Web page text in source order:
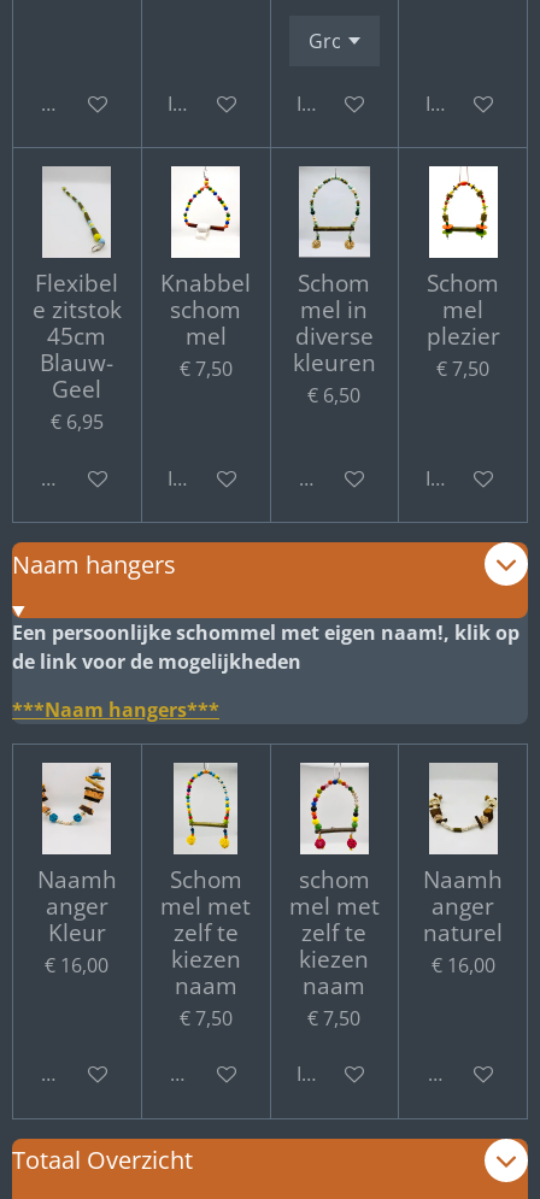
Bekijk details In winkelwagenIn winkelwagenIn
Flexibel
e zitstok
45cm
Blauw-
Geel
€ 6,95
Bekijk details
Knabbel
schom
mel
€ 7,50
In winkelwagen
Schom
mel in
diverse
kleuren
€ 6,50
Bekijk details
Schom
mel
plezier
€ 7,50
In
Naam hangers
Een persoonlijke schommel met eigen naam!, klik op
de link voor de mogelijkheden
***Naam hangers***
Naamh
anger
Kleur
€ 16,00
Bekijk details
Schom
mel met
zelf te
kiezen
naam
€ 7,50
Bekijk details
schom
mel met
zelf te
kiezen
naam
€ 7,50
In winkelwagen
Naamh
anger
naturel
€ 16,00
Bekijk
Totaal Overzicht